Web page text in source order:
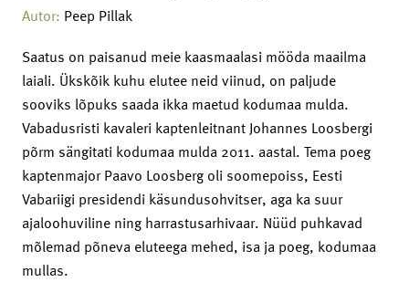
Autor: Peep Pillak
Saatus on paisanud meie kaasmaalasi mööda maailma
laiali. Ükskõik kuhu elutee neid viinud, on paljude
sooviks lõpuks saada ikka maetud kodumaa mulda.
Vabadusristi kavaleri kaptenleitnant Johannes Loosbergi
põrm sängitati kodumaa mulda 2011. aastal. Tema poeg
kaptenmajor Paavo Loosberg oli soomepoiss, Eesti
Vabariigi presidendi käsundusohvitser, aga ka suur
ajaloohuviline ning harrastusarhivaar. Nüüd puhkavad
mõlemad põneva eluteega mehed, isa ja poeg, kodumaa
mullas.